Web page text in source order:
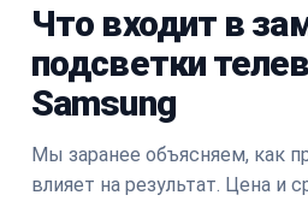
Что входит в
подсветки
Samsung
Мы заранее объясняем, как
влияет на результат. Цена и